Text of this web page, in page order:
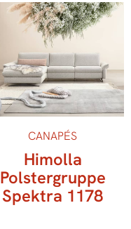
CANAPÉS
Himolla
Polstergruppe
Spektra 1178